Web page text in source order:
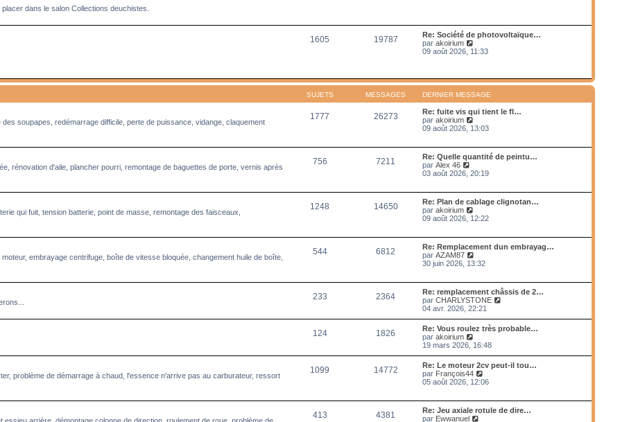
s
a
g
e
e
r
e
a
g
e
dans le salon Collections deuchistes.
e
r
n
r
e
s
s
a
g
1605 19787
Re: Société de photovoltaïque…
parakoirium
o
e
d
r
n
i
e
m
e
s
g
e
09 août 2026, 11:33
SUJETS MESSAGES DERNIER MESSAGE
soupapes, redémarrage difficile, perte de puissance, vidange, claquement
1777 26273
Re: fuite vis qui tient le fl…
parakoirium
o
e
d
e
n
i
r
e
s
s
a
g
09 août 2026, 13:03
rénovation d'aile, plancher pourri, remontage de baguettes de porte, vernis après
756 7211
Re: Quelle quantité de peintu…
parAlex 46
o
e
d
e
n
i
e
r
e
s
s
a
g
e
03 août 2026, 20:19
qui fuit, tension batterie, point de masse, remontage des faisceaux,
1248 14650
Re: Plan de cablage clignotan…
parakoirium
o
e
d
e
n
i
e
r
m
e
s
s
a
g
e
09 août 2026, 12:22
embrayage centrifuge, boîte de vitesse bloquée, changement huile de boîte,
544 6812
Re: Remplacement dun embrayag…
parAZAM87
o
e
d
e
r
n
e
r
m
e
s
s
g
e
30 juin 2026, 13:32
233 2364
Re: remplacement châssis de 2…
parCHARLYSTONE
l
e
r
r
m
e
04 avr. 2026, 22:21
124 1826
Re: Vous roulez très probable…
parakoirium
o
r
e
d
r
n
i
19 mars 2026, 16:48
problème de démarrage à chaud, l'essence n'arrive pas au carburateur, ressort
1099 14772
Re: Le moteur 2cv peut-il tou…
par François44
o
e
05 août 2026, 12:06
arrière, démontage colonne de direction, roulement de roue, problème de
413 4381
Re: Jeu axiale rotule de dire…
par Ewwanuel